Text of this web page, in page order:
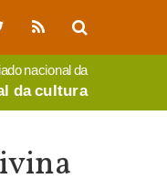
nacional da
da cultura